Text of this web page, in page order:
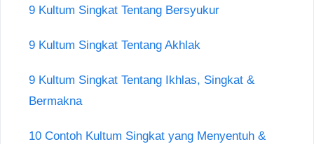
9 Kultum Singkat Tentang Bersyukur
9 Kultum Singkat Tentang Akhlak
9 Kultum Singkat Tentang Ikhlas, Singkat &
Bermakna
10 Contoh Kultum Singkat yang Menyentuh &